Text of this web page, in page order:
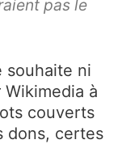
pas le
souhaite ni
à
couverts
dons, certes